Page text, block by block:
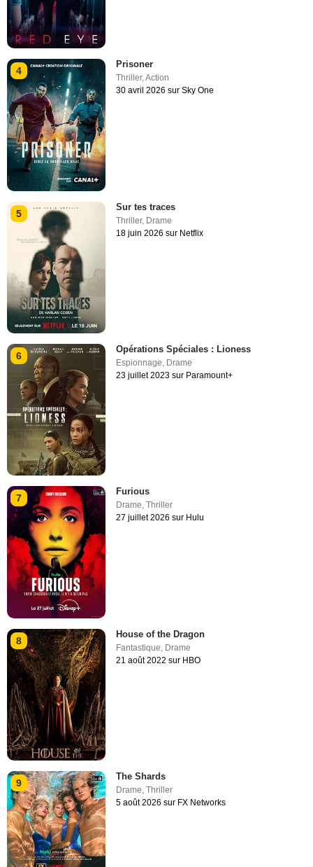
4
Prisoner
Thriller,Action
30 avril 2026 sur Sky One
5
Sur tes traces
Thriller, Drame
18 juin 2026 sur Netflix
6
Opérations Spéciales : Lioness
Espionnage, Drame
23 juillet 2023 sur Paramount+
7
Furious
Drame,Thriller
27 juillet 2026 sur Hulu
8
House of the Dragon
Fantastique Drame
21 août 2022 sur HBO
9
The Shards
Drame,Thriller
5 août 2026 sur FX Networks